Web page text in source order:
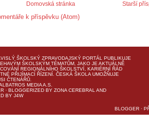
Starší
Domovská stránka
k příspěvku (Atom)
ŠKOLSKÝ ZPRAVODAJSKÝ PORTÁL PUBLIKUJE
ŠKOLSKÝM TÉMATŮM, JAKO JE AKTUÁLNĚ
REGIONÁLNÍHO ŠKOLSTVÍ, KARIÉRNÍ ŘÁD
PŘIJÍMACÍ ŘÍZENÍ. ČESKÁ ŠKOLA UMOŽŇUJE
ČTENÁŘŮ.
MEDIA A.S.
· BLOGGERIZED BY ZONA CEREBRAL AND
BY J4W
BLOGGER ·